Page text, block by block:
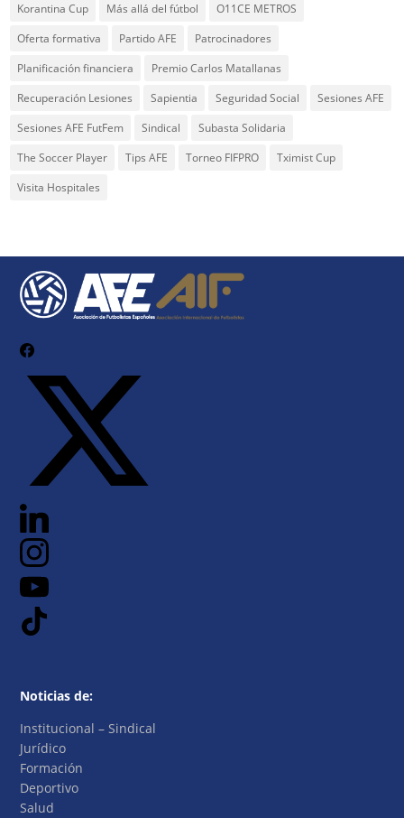
Korantina Cup
Más allá del fútbol
O11CE METROS
Oferta formativa
Partido AFE
Patrocinadores
Planificación financiera
Premio Carlos Matallanas
Recuperación Lesiones
Sapientia Seguridad Social
Sesiones AFE
Sesiones AFE FutFem
Sindical
Subasta Solidaria
The Soccer Player
Tips AFE Torneo FIFPRO
Tximist Cup
Visita Hospitales
Noticias de:
Institucional – Sindical
Jurídico
Formación
Deportivo
Salud